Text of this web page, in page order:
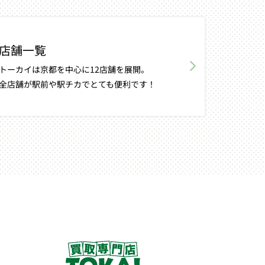
舗一覧
ーカイは京都を中心に12店舗を展開。
店舗が駅前や駅チカでとても便利です！